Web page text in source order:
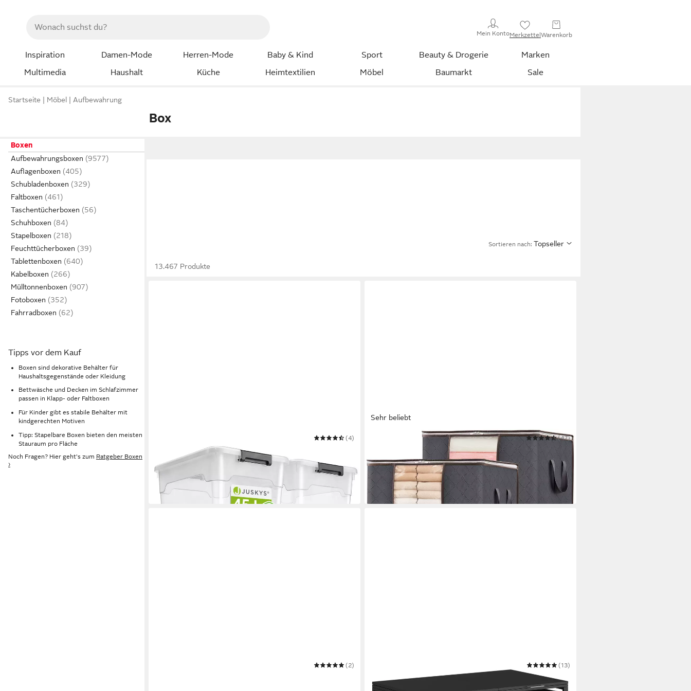
Mein KontoMerkzettelWarenkorb
Inspiration Damen-Mode Herren-Mode Baby & Kind Sport Beauty & Drogerie
Marken
Multimedia
Haushalt Küche Heimtextilien Möbel Baumarkt Sale
Startseite Möbel Aufbewahrung
Box
Boxen
Aufbewahrungsboxen
Auflagenboxen
Schubladenboxen
Faltboxen
Taschentücherboxen
Schuhboxen
Stapelboxen
Feuchttücherboxen
Tablettenboxen
Kabelboxen
Mülltonnenboxen
Fotoboxen
Fahrradboxen
Tipps vor dem Kauf
Boxen sind dekorative Behälter für
Haushaltsgegenstände oder Kleidung
Bettwäsche und Decken im Schlafzimmer
passen in Klapp- oder Faltboxen
Für Kinder gibt es stabile Behälter mit
kindgerechten Motiven
Tipp: Stapelbare Boxen bieten den meisten
Stauraum pro Fläche
Noch Fragen? Hier geht's zum Ratgeber Boxen
›
Sortieren nach: Topseller
13.467 Produkte
Aufbewahrungsbox
(4)
ab 45,95 €
-34%
in 2-3 Werktagen bei dir
Sehr beliebt
Aufbewahrungsdose Aufbewahrungstasche mit Deckel,
Kleiderschrank Organizer
(47)
ab 17,99 € UVP39,00 €
-54%
in 3-4 Werktagen bei dir
(2)
Mülltonnenbox Thoria 240L aus verzinktem Stahl
(13)
ab 359,99 €